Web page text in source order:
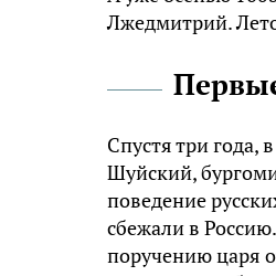
Лжедмитрий.
Спустя три года,
Шуйский,
поведение
сбежали в
поручению царя